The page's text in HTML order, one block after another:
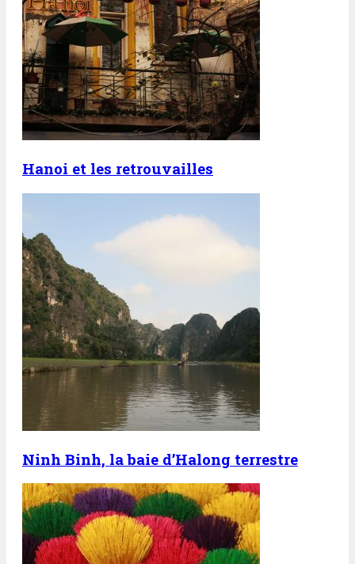
Hanoi et les retrouvailles
Ninh Binh, la baie d’Halong terrestre